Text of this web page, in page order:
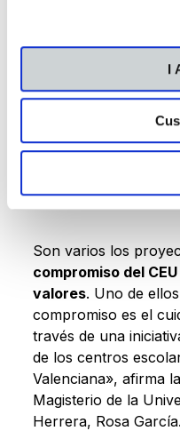
I
creación de equipos
trabajos. El equipo
se batirá en el duelo
proyecto de
Fomentando la
Son varios los
compromiso del
valores. Uno de
compromiso es el
través de una
de los centros
Valenciana», afirma
Magisterio de la
Herrera, Rosa García.